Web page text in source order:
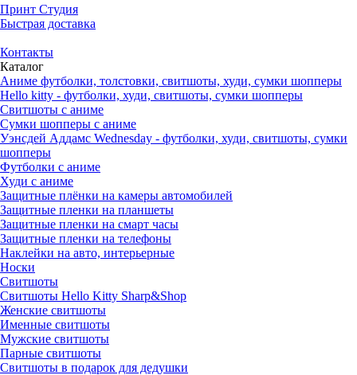
Принт Студия
Быстрая доставка
Контакты
Каталог
Аниме футболки, толстовки, свитшоты, худи, сумки шопперы
Hello kitty - футболки, худи, свитшоты, сумки шопперы
Свитшоты с аниме
Сумки шопперы с аниме
Уэнсдей Аддамс Wednesday - футболки, худи, свитшоты, сумки
шопперы
Футболки с аниме
Худи с аниме
Защитные плёнки на камеры автомобилей
Защитные пленки на планшеты
Защитные пленки на смарт часы
Защитные пленки на телефоны
Наклейки на авто, интерьерные
Носки
Свитшоты
Cвитшоты Hello Kitty Sharp&Shop
Женские свитшоты
Именные свитшоты
Мужские свитшоты
Парные свитшоты
Свитшоты в подарок для дедушки